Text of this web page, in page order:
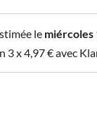
le miércoles
3 x4,97€avec